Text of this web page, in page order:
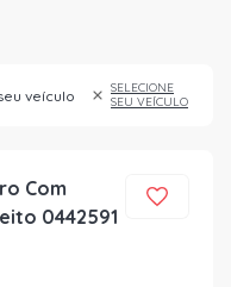
veículo
SELECIONE
SEU VEÍCULO
Com
0442591